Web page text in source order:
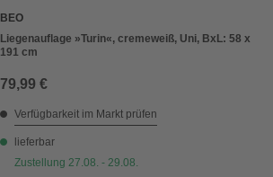
BEO
Liegenauflage »Turin«, cremeweiß, Uni, BxL: 58 x
191 cm
79,99 €
Verfügbarkeit im Markt prüfen
lieferbar
Zustellung 27.08. - 29.08.